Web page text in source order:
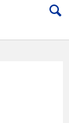
Norrmejerier